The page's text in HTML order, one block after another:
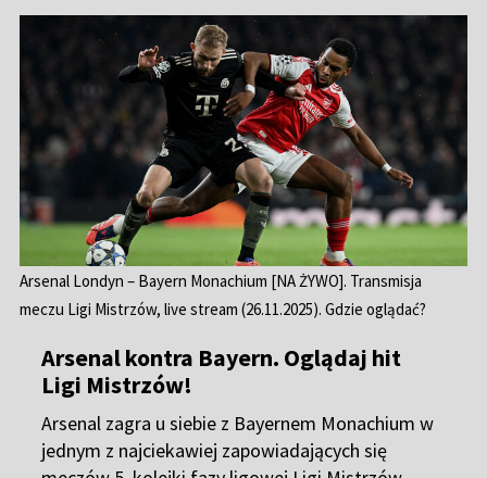
Arsenal Londyn – Bayern Monachium [NA ŻYWO]. Transmisja
meczu Ligi Mistrzów, live stream (26.11.2025). Gdzie oglądać?
Arsenal kontra Bayern. Oglądaj hit
Ligi Mistrzów!
Arsenal zagra u siebie z Bayernem Monachium w
jednym z najciekawiej zapowiadających się